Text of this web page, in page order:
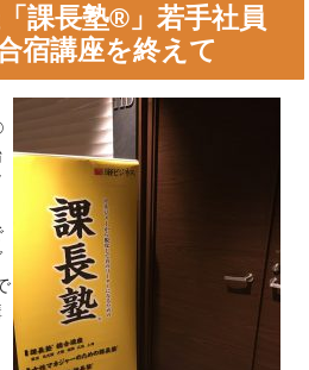
課長塾®」若手社員
宿講座を終えて